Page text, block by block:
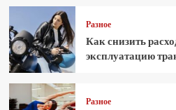
Разное
Как снизить
эксплуатацию
Разное